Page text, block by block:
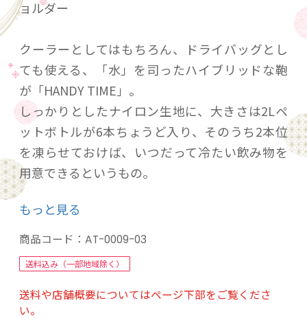
ョルダー
クーラーとしてはもちろん、ドライバッグとし
ても使える、「水」を司ったハイブリッドな鞄
が「HANDY TIME」。
しっかりとしたナイロン生地に、大きさは2Lペ
ットボトルが6本ちょうど入り、そのうち2本位
を凍らせておけば、いつだって冷たい飲み物を
用意できるというもの。
お気に入りの場所で、川の流れを感じながら、
鳥の鳴く声や木の揺れる音を聴きながら、子供
たちと遊びながら、ごくごく気分よく。
クーラー用の中敷を取り外せば、防水しておき
たい物をまとめたり、帰りに濡れた服などを分
ける事もできるスグレモノ。
バーベキューからパドルスポーツまで、アクテ
もっと見る
商品コード： AT-0009-03
送料込み（一部地域除く）
送料や店舗概要についてはページ下部をご覧くださ
い。